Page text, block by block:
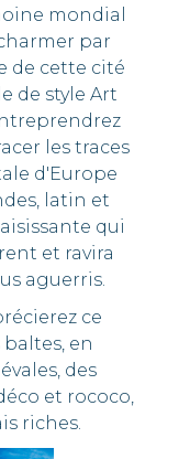
mondial
par
de cette cité
de style Art
les traces
d'Europe
latin et
qui
et ravira
aguerris.
ce
baltes, en
des
et rococo,
riches.